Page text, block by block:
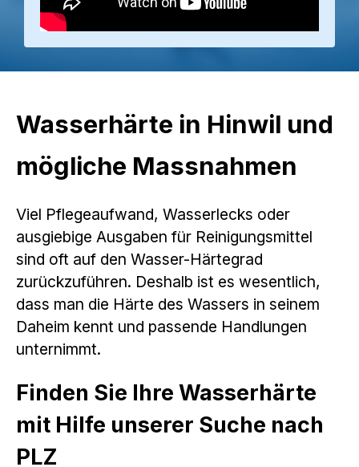
Wasserhärte in Hinwil und
mögliche Massnahmen
Viel Pflegeaufwand, Wasserlecks oder
ausgiebige Ausgaben für Reinigungsmittel
sind oft auf den Wasser-Härtegrad
zurückzuführen. Deshalb ist es wesentlich,
dass man die Härte des Wassers in seinem
Daheim kennt und passende Handlungen
unternimmt.
Finden Sie Ihre Wasserhärte
mit Hilfe unserer Suche nach
PLZ